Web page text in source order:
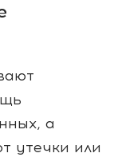
а
утечки или